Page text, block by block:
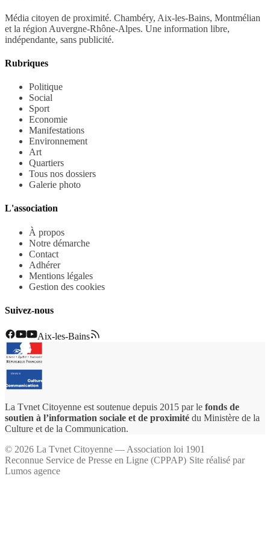
Média citoyen de proximité. Chambéry, Aix-les-Bains, Montmélian
et la région Auvergne-Rhône-Alpes. Une information libre,
indépendante, sans publicité.
Rubriques
Politique
Social
Sport
Economie
Manifestations
Environnement
Art
Quartiers
Tous nos dossiers
Galerie photo
L'association
À propos
Notre démarche
Contact
Adhérer
Mentions légales
Gestion des cookies
Suivez-nous
Aix-les-Bains
La Tvnet Citoyenne est soutenue depuis 2015 par le fonds de
soutien à l’information sociale et de proximité du Ministère de la
Culture et de la Communication.
© 2026 La Tvnet Citoyenne — Association loi 1901
Reconnue Service de Presse en Ligne (CPPAP)·Site réalisé par
Lumos agence